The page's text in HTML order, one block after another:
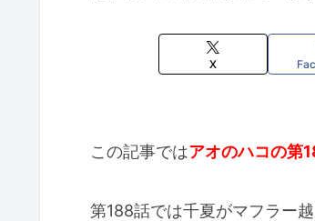
X
この記事ではアオのハコの第
第188話では千夏がマフラー